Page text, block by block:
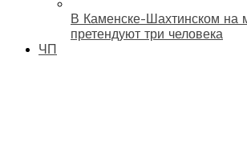
В Каменске-Шахтинском на
претендуют три человека
ЧП